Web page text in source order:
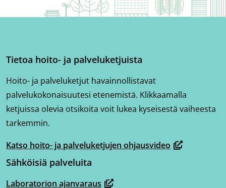
Tietoa hoito- ja palveluketjuista
Hoito- ja palveluketjut havainnollistavat
palvelukokonaisuutesi etenemistä. Klikkaamalla
ketjuissa olevia otsikoita voit lukea kyseisestä vaiheesta
tarkemmin.
Katso hoito- ja palveluketjujen ohjausvideo
(avautuu
uuteen
ikkunaan,
Sähköisiä palveluita
Laboratorion ajanvaraus